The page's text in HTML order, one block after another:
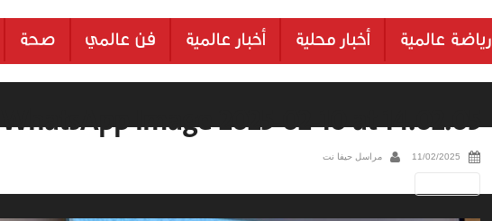
رياضة عالمية أخبار محلية أخبار عالمية فن عالمي صحة
WhatsApp Image 2025-02-10 at 14.02.05
11/02/2025 مراسل حيفا نت